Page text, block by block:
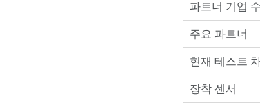
파트너 기업 수
주요 파트너
현재 테스트
장착 센서